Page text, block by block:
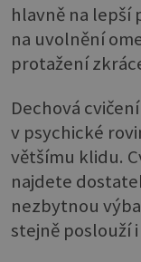
hlavně na lepší
na uvolnění
protažení
Dechová
v psychické
většímu klidu.
najdete
nezbytnou
stejně poslouží